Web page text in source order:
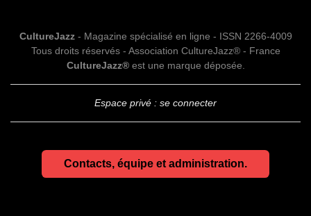
CultureJazz- Magazine spécialisé en ligne - ISSN 2266-4009
Tous droits réservés - Association CultureJazz® - France
CultureJazz®est une marque déposée.
Espace privé : se connecter
Contacts, équipe et administration.